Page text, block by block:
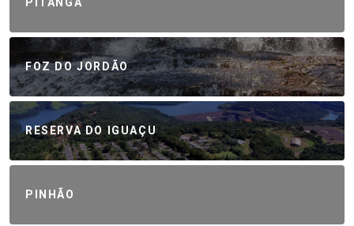
FOZ DO JORDÃO
RESERVA DO IGUAÇU
PINHÃO